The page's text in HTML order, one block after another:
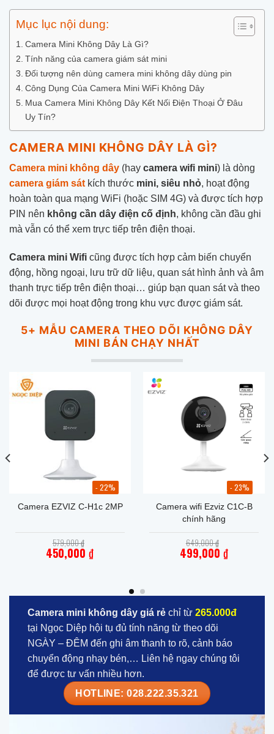
Mục lục nội dung:
Camera Mini Không Dây Là Gì?
Tính năng của camera giám sát mini
Đối tượng nên dùng camera mini không dây dùng pin
Công Dụng Của Camera Mini WiFi Không Dây
Mua Camera Mini Không Dây Kết Nối Điện Thoại Ở Đâu
Uy Tín?
CAMERA MINI KHÔNG DÂY LÀ GÌ?
Camera mini không dây (hay camera wifi mini) là dòng
camera giám sát kích thước mini, siêu nhỏ, hoạt động
hoàn toàn qua mạng WiFi (hoặc SIM 4G) và được tích hợp
PIN nên không cần dây điện cố định, không cần đầu ghi
mà vẫn có thể xem trực tiếp trên điện thoại.
Camera mini Wifi cũng được tích hợp cảm biến chuyển
động, hồng ngoại, lưu trữ dữ liệu, quan sát hình ảnh và âm
thanh trực tiếp trên điện thoại… giúp bạn quan sát và theo
dõi được mọi hoạt động trong khu vực được giám sát.
5+ MẪU CAMERA THEO DÕI KHÔNG DÂY
MINI BÁN CHẠY NHẤT
Camera EZVIZ C-H1c 2MP
579,000₫
gốc
là:
450,000 ₫
450,000 ₫.
- 22%
Camera wifi Ezviz C1C-B
chính hãng
649,000₫
gốc
là:
499,000 ₫
499,000 ₫.
- 23%
Camera mini không dây giá rẻ chỉ từ 265.000đ
tại Ngọc Diệp hội tụ đủ tính năng từ theo dõi
NGÀY – ĐÊM đến ghi âm thanh to rõ, cảnh báo
chuyển động nhạy bén,… Liên hệ ngay chúng tôi
để được tư vấn nhiều hơn.
HOTLINE: 028.222.35.321